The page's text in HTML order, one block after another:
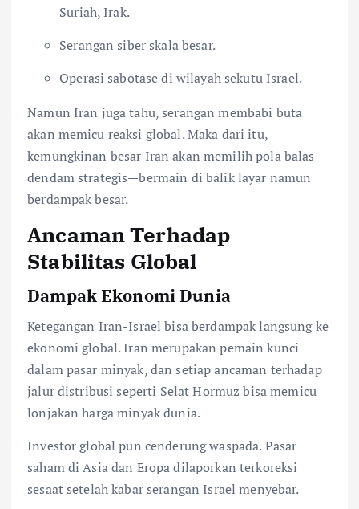
Suriah, Irak.
Serangan siber skala besar.
Operasi sabotase di wilayah sekutu Israel.
Namun Iran juga tahu, serangan membabi buta
akan memicu reaksi global. Maka dari itu,
kemungkinan besar Iran akan memilih pola balas
dendam strategis—bermain di balik layar namun
berdampak besar.
Ancaman Terhadap
Stabilitas Global
Dampak Ekonomi Dunia
Ketegangan Iran-Israel bisa berdampak langsung ke
ekonomi global. Iran merupakan pemain kunci
dalam pasar minyak, dan setiap ancaman terhadap
jalur distribusi seperti Selat Hormuz bisa memicu
lonjakan harga minyak dunia.
Investor global pun cenderung waspada. Pasar
saham di Asia dan Eropa dilaporkan terkoreksi
sesaat setelah kabar serangan Israel menyebar.